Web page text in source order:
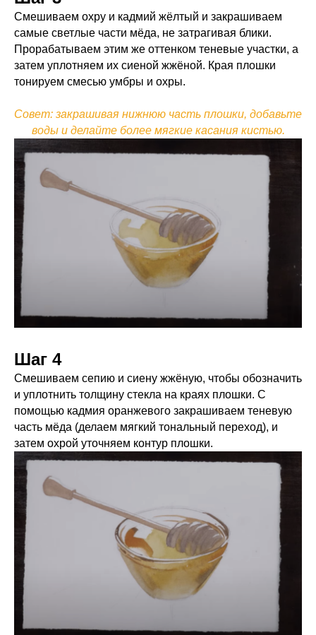
Смешиваем охру и кадмий жёлтый и закрашиваем
самые светлые части мёда, не затрагивая блики.
Прорабатываем этим же оттенком теневые участки, а
затем уплотняем их сиеной жжёной. Края плошки
тонируем смесью умбры и охры.
Совет: закрашивая нижнюю часть плошки, добавьте
воды и делайте более мягкие касания кистью.
Шаг 4
Смешиваем сепию и сиену жжёную, чтобы обозначить
и уплотнить толщину стекла на краях плошки. С
помощью кадмия оранжевого закрашиваем теневую
часть мёда (делаем мягкий тональный переход), и
затем охрой уточняем контур плошки.